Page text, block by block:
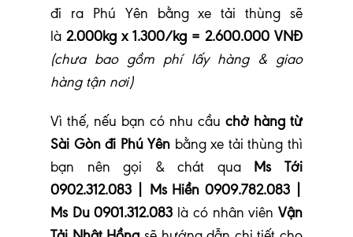
đi ra Phú Yên bằng xe tải thùng sẽ
là 2.000kg x 1.300/kg = 2.600.000 VNĐ
(chưa bao gồm phí lấy hàng & giao
hàng tận nơi)
Vì thế, nếu bạn có nhu cầu chở hàng từ
Sài Gòn đi Phú Yên bằng xe tải thùng thì
bạn nên gọi & chát qua Ms Tới
0902.312.083 | Ms Hiền 0909.782.083 |
Ms Du 0901.312.083 là có nhân viênVận